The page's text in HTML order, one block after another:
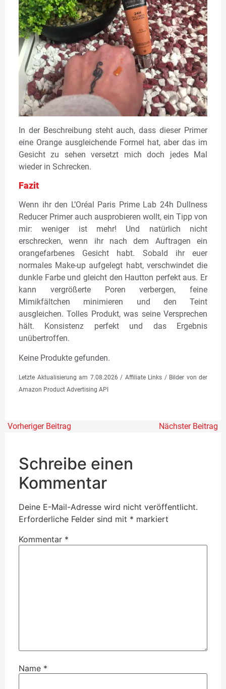
In der Beschreibung steht auch, dass dieser Primer
eine Orange ausgleichende Formel hat, aber das im
Gesicht zu sehen versetzt mich doch jedes Mal
wieder in Schrecken.
Fazit
Wenn ihr den L’Oréal Paris Prime Lab 24h Dullness
Reducer Primer auch ausprobieren wollt, ein Tipp von
mir: weniger ist mehr! Und natürlich nicht
erschrecken, wenn ihr nach dem Auftragen ein
orangefarbenes Gesicht habt. Sobald ihr euer
normales Make-up aufgelegt habt, verschwindet die
dunkle Farbe und gleicht den Hautton perfekt aus. Er
kann vergrößerte Poren verbergen, feine
Mimikfältchen minimieren und den Teint
ausgleichen. Tolles Produkt, was seine Versprechen
hält. Konsistenz perfekt und das Ergebnis
unübertroffen.
Keine Produkte gefunden.
Letzte Aktualisierung am 7.08.2026 / Affiliate Links / Bilder von der
Amazon Product Advertising API
Vorheriger Beitrag Nächster Beitrag
Schreibe einen
Kommentar
Deine E-Mail-Adresse wird nicht veröffentlicht.
Erforderliche Felder sind mit * markiert
Kommentar *
Name *